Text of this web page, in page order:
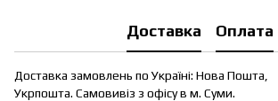
Доставка Оплата
Доставка замовлень по Україні: Нова Пошта,
Укрпошта. Самовивіз з офісу в м. Суми.